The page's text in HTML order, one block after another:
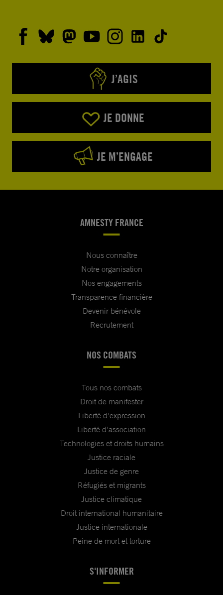
J’AGIS
JE DONNE
JE M’ENGAGE
AMNESTY FRANCE
Nous connaître
Notre organisation
Nos engagements
Transparence financière
Devenir bénévole
Recrutement
NOS COMBATS
Tous nos combats
Droit de manifester
Liberté d'expression
Liberté d'association
Technologies et droits humains
Justice raciale
Justice de genre
Réfugiés et migrants
Justice climatique
Droit international humanitaire
Justice internationale
Peine de mort et torture
S'INFORMER